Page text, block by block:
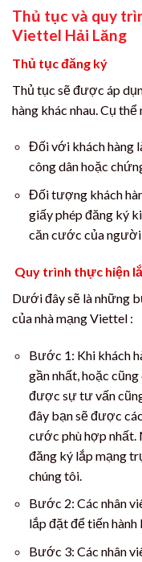
Thủ tục và quy
Viettel Hải Lăng
Thủ tục đăng ký
Thủ tục sẽ được áp
hàng khác nhau. Cụ thể
Đối với khách hàng
công dân hoặc
Đối tượng khách
giấy phép đăng ký
căn cước của
Quy trình thực hiện
Dưới đây sẽ là những
của nhà mạng Viettel :
Bước 1: Khi khách
gần nhất, hoặc
được sự tư vấn
đây bạn sẽ được
cước phù hợp nhất.
đăng ký lắp mạng
chúng tôi.
Bước 2: Các nhân
lắp đặt để tiến
Bước 3: Các nhân